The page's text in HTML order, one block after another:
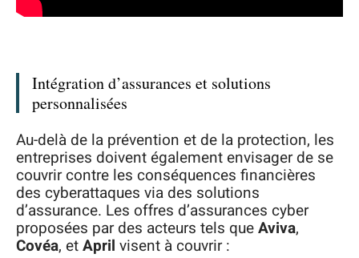
Intégration d’assurances et solutions
personnalisées
Au-delà de la prévention et de la protection, les
entreprises doivent également envisager de se
couvrir contre les conséquences financières
des cyberattaques via des solutions
d’assurance. Les offres d’assurances cyber
proposées par des acteurs tels queAviva,
Covéa, etApril visent à couvrir :